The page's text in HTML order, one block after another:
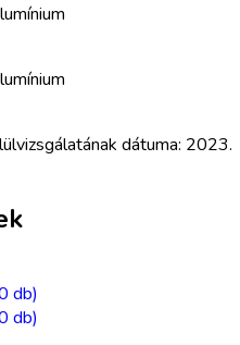
dátuma: 2023.
db)
db)